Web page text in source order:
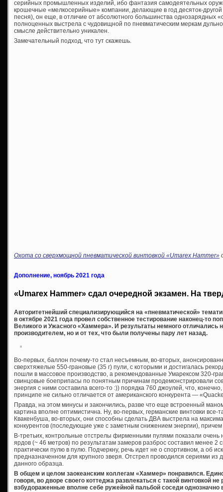
серийных промышленных изделий, ибо фантазия самодеятельных
крошечные «мелкосерийные» компании, делающие в год десяток-другой
песня), он еще, в отличие от абсолютного большинства однозарядных
полноценных выстрела с чудовищной по пневматическим меркам
смысле действительно уникален.
Замечательный подход, что тут скажешь.
Охота со сверхмощной пневматической винтовкой «Umarex Hammer»
Дополнение, ноябрь 2021 года
«Umarex Hammer» сдал очередной экзамен. На
Авторитетнейший специализирующийся на «пневматической»
в октябре 2021 года провел собственное тестирование наконец-то
Великого и Ужасного «Хаммера». И результаты немного отличались
производителем, но и от тех, что были получены пару лет назад.
Во-первых, баллон почему-то стал несъемным, во-вторых,
сверхтяжелые 550-грановые (35 г) пули, с которыми и достигалась
пошли в массовое производство, а рекомендованные Умарексом 320-
свинцовые боеприпасы по понятным причинам продемонстрировали
энергия с ними составила всего-то :)) порядка 760 джоулей, что,
принципе не сильно отличается от американского конкурента —
Правда, на этом минусы и закончились, разве что еще встроенный
картина вполне оптимистична. Ну, во-первых, германские винтовки
Квакенбуша, во-вторых, они способны сделать ДВА выстрела на
конкурентов (последующие уже с заметным снижением энергии),
В-третьих, контрольные отстрелы фирменными пулями показали очень
ярдов (~ 46 метров) по результатам замеров разброс составил менее 2
практически пулю в пулю. Подчеркну, речь идет не о спортивном, а об
предназначенном для крупного зверя. Отстрел проводился сериями из
данного образца.
В общем и целом заокеанским коллегам «Хаммер» понравился.
говоря, во дворе своего коттеджа развлекаться с такой винтовкой
взбудораженные вполне себе ружейной пальбой соседи однозначно